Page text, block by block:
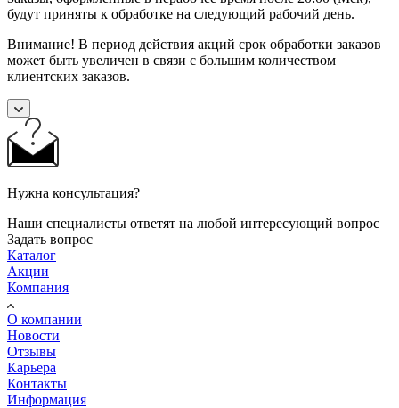
будут приняты к обработке на следующий рабочий день.
Внимание! В период действия акций срок обработки заказов
может быть увеличен в связи с большим количеством
клиентских заказов.
Нужна консультация?
Наши специалисты ответят на любой интересующий вопрос
Задать вопрос
Каталог
Акции
Компания
О компании
Новости
Отзывы
Карьера
Контакты
Информация